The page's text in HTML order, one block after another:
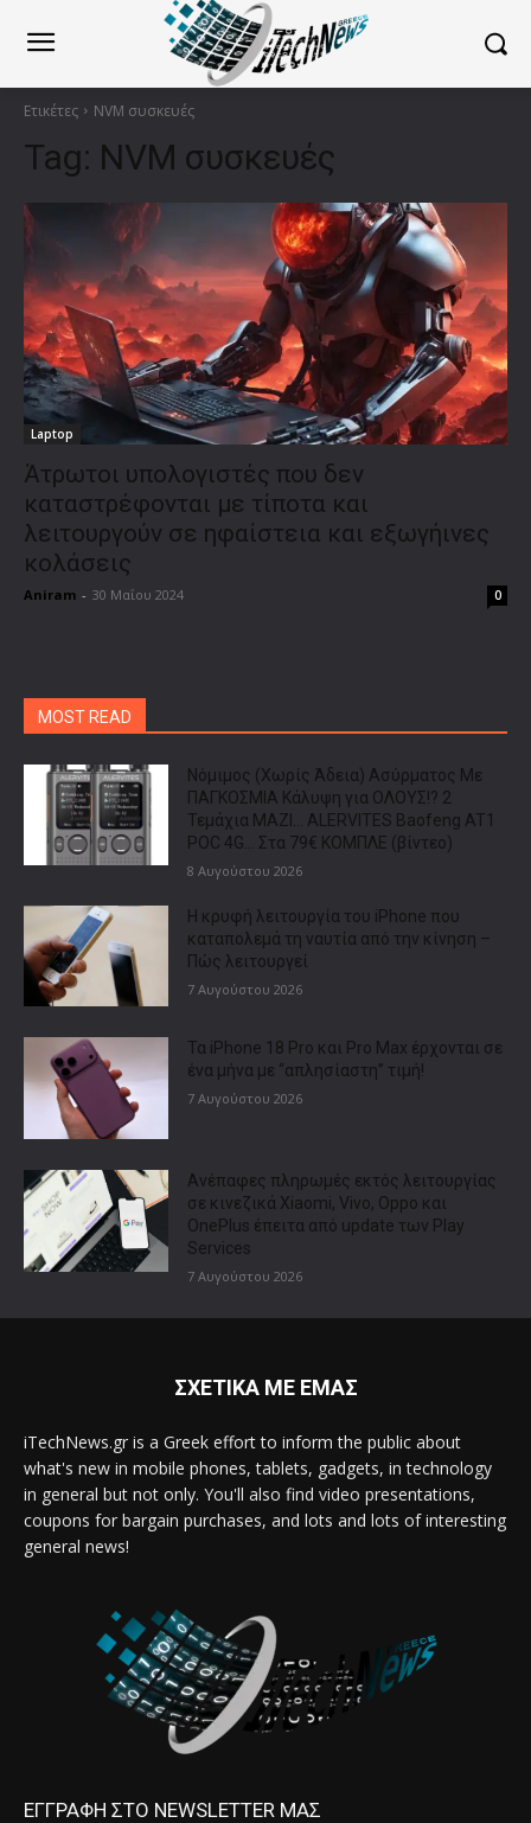
Ετικέτες NVM συσκευές
Tag: NVM συσκευές
Laptop
Άτρωτοι υπολογιστές που δεν
καταστρέφονται με τίποτα και
λειτουργούν σε ηφαίστεια και εξωγήινες
κολάσεις
Aniram - 30 Μαΐου 2024 0
MOST READ
Νόμιμος (Χωρίς Άδεια) Ασύρματος Με
ΠΑΓΚΟΣΜΙΑ Κάλυψη για ΟΛΟΥΣ!? 2
Τεμάχια ΜΑΖΙ… ALERVITES Baofeng AT1
POC 4G… Στα 79€ ΚΟΜΠΛΕ (βίντεο)
8 Αυγούστου 2026
Η κρυφή λειτουργία του iPhone που
καταπολεμά τη ναυτία από την κίνηση –
Πώς λειτουργεί
7 Αυγούστου 2026
Τα iPhone 18 Pro και Pro Max έρχονται σε
ένα μήνα με “απλησίαστη” τιμή!
7 Αυγούστου 2026
Ανέπαφες πληρωμές εκτός λειτουργίας
σε κινεζικά Xiaomi, Vivo, Oppo και
OnePlus έπειτα από update των Play
Services
7 Αυγούστου 2026
ΣΧΕΤΙΚΑ ΜΕ ΕΜΑΣ
iTechNews.gr is a Greek effort to inform the public about
what's new in mobile phones, tablets, gadgets, in technology
in general but not only. You'll also find video presentations,
coupons for bargain purchases, and lots and lots of interesting
general news!
ΕΓΓΡΑΦΗ ΣΤΟ NEWSLETTER ΜΑΣ